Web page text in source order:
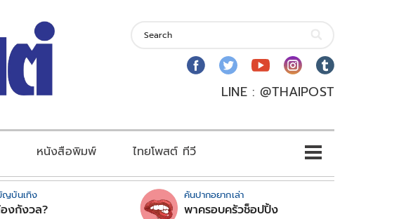
LINE : @THAIPOST
หนังสือพิมพ์ ไทยโพสต์ ทีวี
ญบันเทิง
งกังวล?
คันปากอยากเล่า
พาครอบครัวช็อปปิ้ง